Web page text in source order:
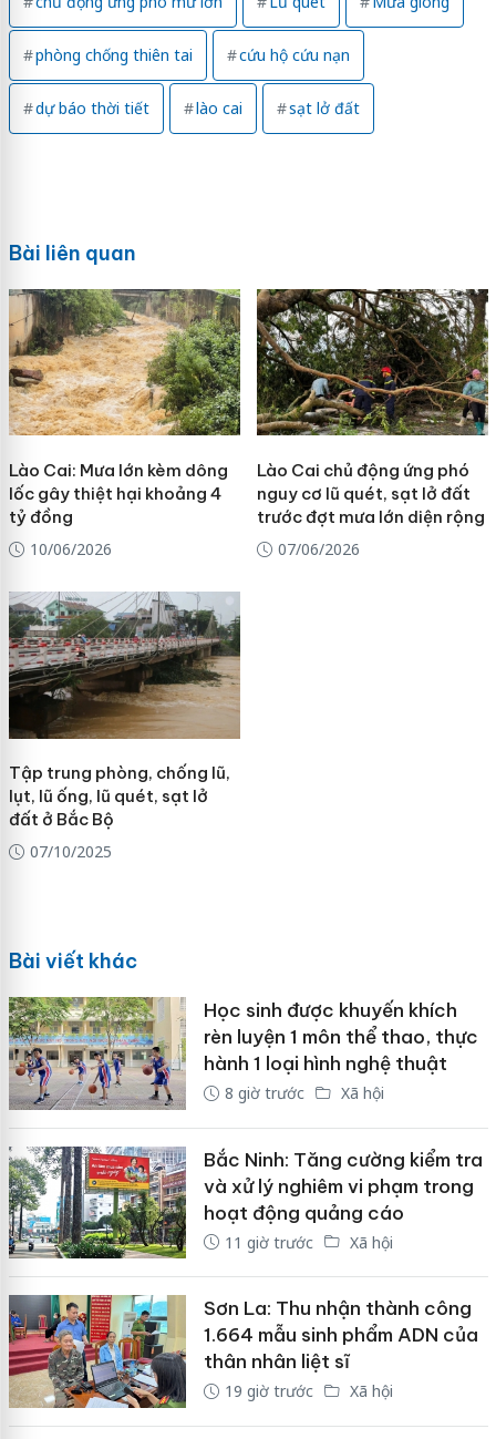
phòng chống thiên tai cứu hộ cứu nạn
dự báo thời tiết lào cai sạt lở đất
Bài liên quan
Lào Cai: Mưa lớn kèm dông
lốc gây thiệt hại khoảng 4
tỷ đồng
10/06/2026
Lào Cai chủ động ứng phó
nguy cơ lũ quét, sạt lở đất
trước đợt mưa lớn diện rộng
07/06/2026
Tập trung phòng, chống lũ,
lụt, lũ ống, lũ quét, sạt lở
đất ở Bắc Bộ
07/10/2025
Bài viết khác
Học sinh được khuyến khích
rèn luyện 1 môn thể thao, thực
hành 1 loại hình nghệ thuật
8 giờ trước Xã hội
Bắc Ninh: Tăng cường kiểm tra
và xử lý nghiêm vi phạm trong
hoạt động quảng cáo
11 giờ trước Xã hội
Sơn La: Thu nhận thành công
1.664 mẫu sinh phẩm ADN của
thân nhân liệt sĩ
19 giờ trước Xã hội